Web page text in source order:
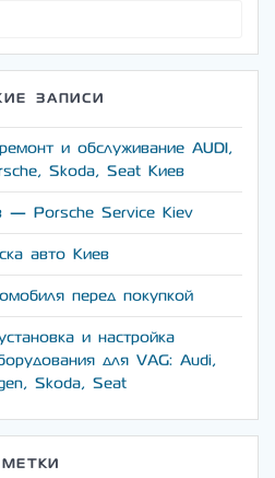
ЗАПИСИ
и обслуживание AUDI,
Skoda, Seat Киев
Porsche Service Kiev
авто Киев
перед покупкой
и настройка
для VAG: Audi,
Skoda, Seat
МЕТКИ